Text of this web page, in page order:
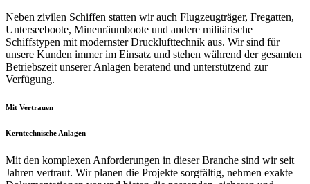
Neben zivilen Schiffen statten wir auch Flugzeugträger, Fregatten,
Unterseeboote, Minenräumboote und andere militärische
Schiffstypen mit modernster Drucklufttechnik aus. Wir sind für
unsere Kunden immer im Einsatz und stehen während der gesamten
Betriebszeit unserer Anlagen beratend und unterstützend zur
Verfügung.
Mit Vertrauen
Kerntechnische Anlagen
Mit den komplexen Anforderungen in dieser Branche sind wir seit
Jahren vertraut. Wir planen die Projekte sorgfältig, nehmen exakte